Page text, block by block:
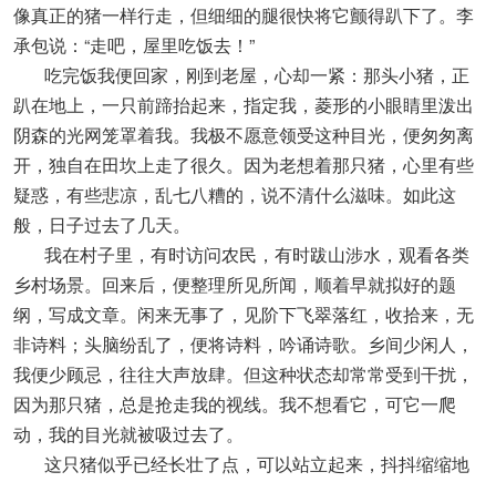
像真正的猪一样行走，但细细的腿很快将它颤得趴下了。李
承包说：“走吧，屋里吃饭去！”
吃完饭我便回家，刚到老屋，心却一紧：那头小猪，正
趴在地上，一只前蹄抬起来，指定我，菱形的小眼睛里泼出
阴森的光网笼罩着我。我极不愿意领受这种目光，便匆匆离
开，独自在田坎上走了很久。因为老想着那只猪，心里有些
疑惑，有些悲凉，乱七八糟的，说不清什么滋味。如此这
般，日子过去了几天。
我在村子里，有时访问农民，有时跋山涉水，观看各类
乡村场景。回来后，便整理所见所闻，顺着早就拟好的题
纲，写成文章。闲来无事了，见阶下飞翠落红，收拾来，无
非诗料；头脑纷乱了，便将诗料，吟诵诗歌。乡间少闲人，
我便少顾忌，往往大声放肆。但这种状态却常常受到干扰，
因为那只猪，总是抢走我的视线。我不想看它，可它一爬
动，我的目光就被吸过去了。
这只猪似乎已经长壮了点，可以站立起来，抖抖缩缩地